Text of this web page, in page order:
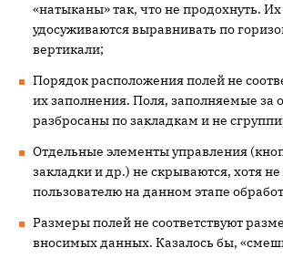
«натыканы» так, что не продохнуть.
удосуживаются выравнивать по
вертикали;
Порядок расположения полей не
их заполнения. Поля, заполняемые за
разбросаны по закладкам и не
Отдельные элементы управления
закладки и др.) не скрываются, хотя
пользователю на данном этапе
Размеры полей не соответствуют
вносимых данных. Казалось бы,